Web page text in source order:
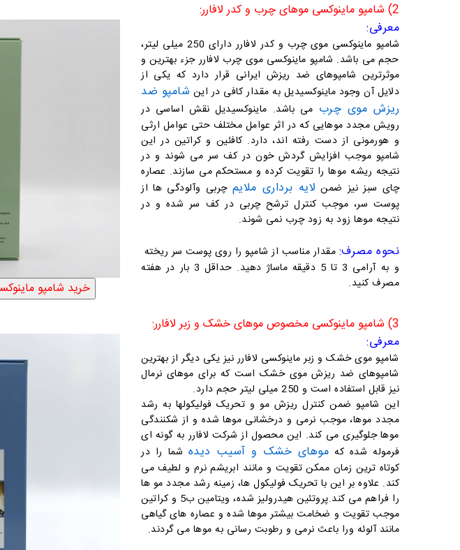
2) شامپو ماینوکسی موهای چرب و کدر لافارر:
معرفی:
شامپو ماینوکسی موی چرب و کدر لافارر دارای 250 میلی لیتر،
حجم می باشد. شامپو ماینوکسی موی چرب لافارر جزء بهترین و
موثرترین شامپوهای ضد ریزش ایرانی قرار دارد که یکی از
دلایل آن وجود ماینوکسیدیل به مقدار کافی در این شامپو ضد
ریزش موی چرب می باشد. ماینوکسیدیل نقش اساسی در
رویش مجدد موهایی که در اثر عوامل مختلف حتی عوامل ارثی
و هورمونی از دست رفته اند، دارد. کافئین و کراتین در این
شامپو موجب افزایش گردش خون در کف سر می شوند و در
نتیجه ریشه موها را تقویت کرده و مستحکم می سازند. عصاره
چای سبز نیز ضمن لایه برداری ملایم چربی وآلودگی ها از
پوست سر، موجب کنترل ترشح چربی در کف سر شده و در
نتیجه موها زود به زود چرب نمی شوند.
نحوه مصرف: مقدار مناسب از شامپو را روی پوست سر ریخته
و به آرامی 3 تا 5 دقیقه ماساژ دهید. حداقل 3 بار در هفته
مصرف کنید.
3) شامپو ماینوکسی مخصوص موهای خشک و زبر لافارر:
معرفی:
شامپو موی خشک و زبر ماینوکسی لافارر نیز یکی دیگر از بهترین
شامپوهای ضد ریزش موی خشک است که برای موهای نرمال
نیز قابل استفاده است و 250 میلی لیتر حجم دارد.
این شامپو ضمن کنترل ریزش مو و تحریک فولیکولها به رشد
مجدد موها، موجب نرمی و درخشانی موها شده و از شکنندگی
موها جلوگیری می کند. این محصول از شرکت لافارر به گونه ای
فرموله شده که موهای خشک و آسیب دیده شما را در
کوتاه ترین زمان ممکن تقویت و مانند ابریشم نرم و لطیف می
کند. علاوه بر این با تحریک فولیکول ها، زمینه رشد مجدد مو ها
را فراهم می کند.پروتئین هیدرولیز شده، ویتامین ب5 و کراتین
موجب تقویت و ضخامت بیشتر موها شده و عصاره های گیاهی
مانند آلوئه ورا باعث نرمی و رطوبت رسانی به موها می گردند.